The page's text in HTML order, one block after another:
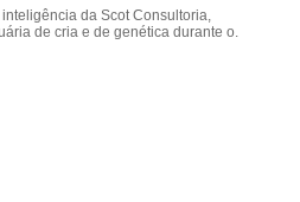
da Scot Consultoria,
de cria e de genética durante o.